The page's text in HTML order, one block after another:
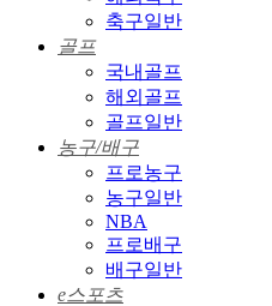
축구일반
골프
국내골프
해외골프
골프일반
농구/배구
프로농구
농구일반
NBA
프로배구
배구일반
e스포츠